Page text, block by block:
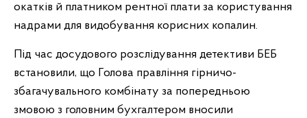
окатків й платником рентної плати за користування
надрами для видобування корисних копалин.
Під час досудового розслідування детективи БЕБ
встановили, що Голова правління гірничо-
збагачувального комбінату за попередньою
змовою з головним бухгалтером вносили